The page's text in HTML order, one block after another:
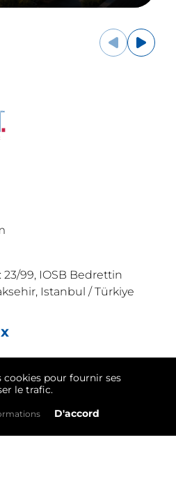
23/99, IOSB Bedrettin
Istanbul / Türkiye
deIntegral Group
cookies pour fournir ses
le trafic.
D'accord